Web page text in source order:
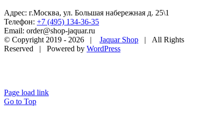
Адрес: г.Москва, ул. Большая набережная д. 25\1
Телефон: +7 (495) 134-36-35
Email: order@shop-jaquar.ru
© Copyright 2019 - 2026 | Jaquar Shop | All Rights
Reserved | Powered by WordPress
Page load link
Go to Top